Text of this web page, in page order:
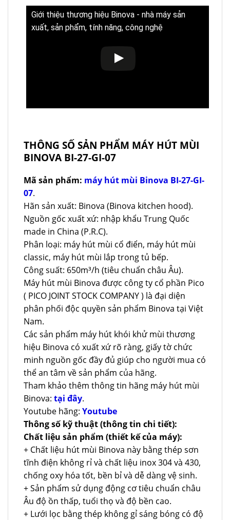
Giới thiệu thương hiệu Binova - nhà máy sản
xuất, sản phẩm, tính năng, công nghệ
THÔNG SỐ SẢN PHẨM MÁY HÚT MÙI
BINOVA BI-27-GI-07
Mã sản phẩm: máy hút mùi Binova BI-27-GI-
07.
Hãn sản xuất: Binova (Binova kitchen hood).
Nguồn gốc xuất xứ: nhập khẩu Trung Quốc
made in China (P.R.C).
Phân loại: máy hút mùi cổ điển, máy hút mùi
classic, máy hút mùi lắp trong tủ bếp.
Công suất: 650m³/h (tiêu chuẩn châu Âu).
Máy hút mùi Binova được công ty cổ phần Pico
( PICO JOINT STOCK COMPANY ) là đại diện
phân phối độc quyền sản phẩm Binova tại Việt
Nam.
Các sản phẩm máy hút khói khử mùi thương
hiệu Binova có xuất xứ rõ ràng, giấy tờ chức
minh nguồn gốc đầy đủ giúp cho người mua có
thể an tâm về sản phẩm của hãng.
Tham khảo thêm thông tin hãng máy hút mùi
Binova: tại đây.
Youtube hãng: Youtube
Thông số kỹ thuật (thông tin chi tiết):
Chất liệu sản phẩm (thiết kế của máy):
+ Chất liệu hút mùi Binova này bằng thép sơn
tĩnh điện không rỉ và chất liệu inox 304 và 430,
chống oxy hóa tốt, bền bỉ và dễ dàng vệ sinh.
+ Sản phẩm sử dụng động cơ tiêu chuẩn châu
Âu độ ồn thấp, tuổi thọ và độ bền cao.
+ Lưới lọc bằng thép không gỉ sáng bóng có độ